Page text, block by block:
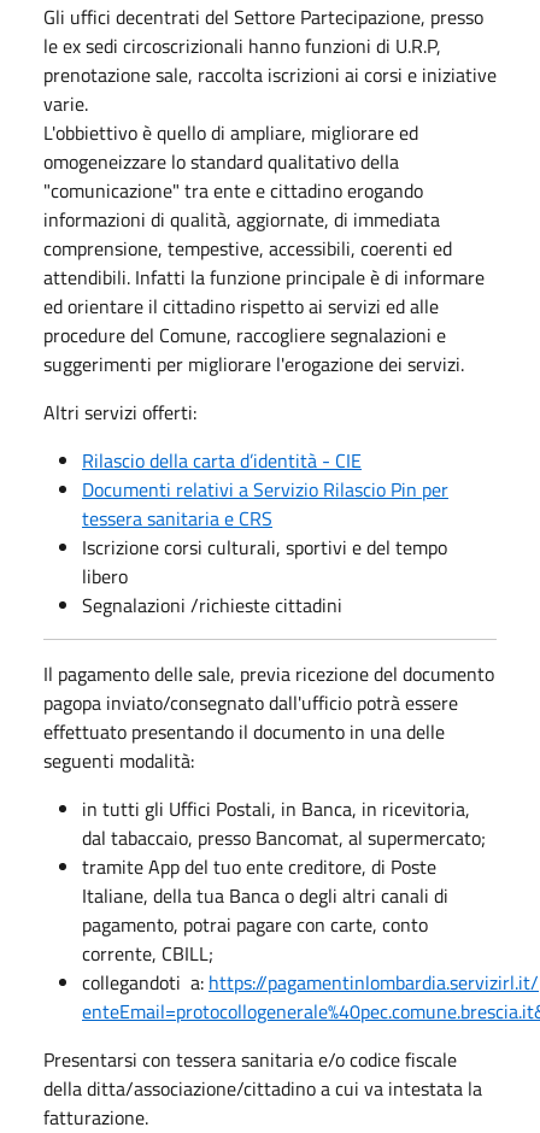
Gli uffici decentrati del Settore Partecipazione, presso
le ex sedi circoscrizionali hanno funzioni di U.R.P,
prenotazione sale, raccolta iscrizioni ai corsi e iniziative
varie.
L'obbiettivo è quello di ampliare, migliorare ed
omogeneizzare lo standard qualitativo della
"comunicazione" tra ente e cittadino erogando
informazioni di qualità, aggiornate, di immediata
comprensione, tempestive, accessibili, coerenti ed
attendibili. Infatti la funzione principale è di informare
ed orientare il cittadino rispetto ai servizi ed alle
procedure del Comune, raccogliere segnalazioni e
suggerimenti per migliorare l'erogazione dei servizi.
Altri servizi offerti:
Rilascio della carta d’identità - CIE
Documenti relativi a Servizio Rilascio Pin per
tessera sanitaria e CRS
Iscrizione corsi culturali, sportivi e del tempo
libero
Segnalazioni /richieste cittadini
Il pagamento delle sale, previa ricezione del documento
pagopa inviato/consegnato dall'ufficio potrà essere
effettuato presentando il documento in una delle
seguenti modalità:
​in tutti gli Uffici Postali, in Banca, in ricevitoria,
dal tabaccaio, presso Bancomat, al supermercato;
tramite App del tuo ente creditore, di Poste
Italiane, della tua Banca o degli altri canali di
pagamento, potrai pagare con carte, conto
corrente, CBILL;
collegandoti a: https://
Presentarsi con tessera sanitaria e/o codice fiscale
della ditta/associazione/cittadino a cui va intestata la
fatturazione.